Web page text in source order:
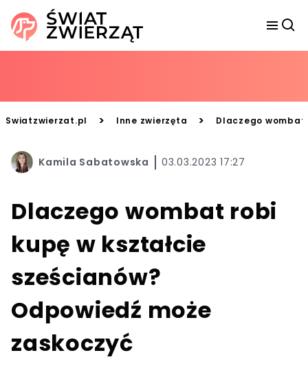
Swiatzwierzat.pl > Inne zwierzęta > Dlaczego wombat
Kamila Sabatowska 03.03.2023 17:27
Dlaczego wombat robi
kupę w kształcie
sześcianów?
Odpowiedź może
zaskoczyć